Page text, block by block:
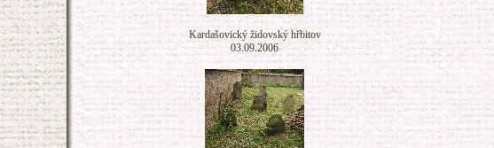
Kardašovický židovský hřbitov
03.09.2006